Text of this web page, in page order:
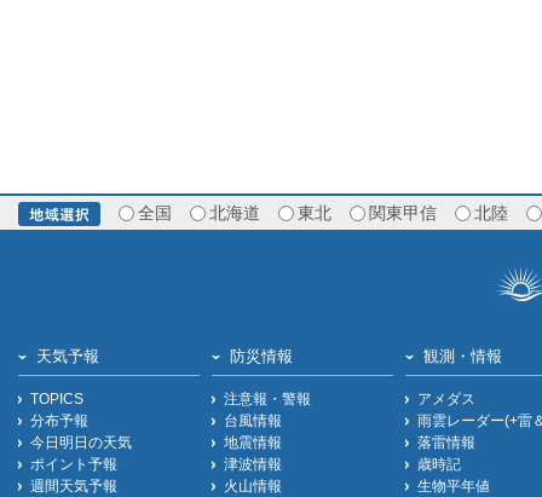
全国 北海道 東北 関東甲信 北陸
天気予報
TOPICS
分布予報
今日明日の天気
ポイント予報
週間天気予報
防災情報
注意報・警報
台風情報
地震情報
津波情報
火山情報
観測・情報
アメダス
雨雲レーダー(+雷
落雷情報
歳時記
生物平年値